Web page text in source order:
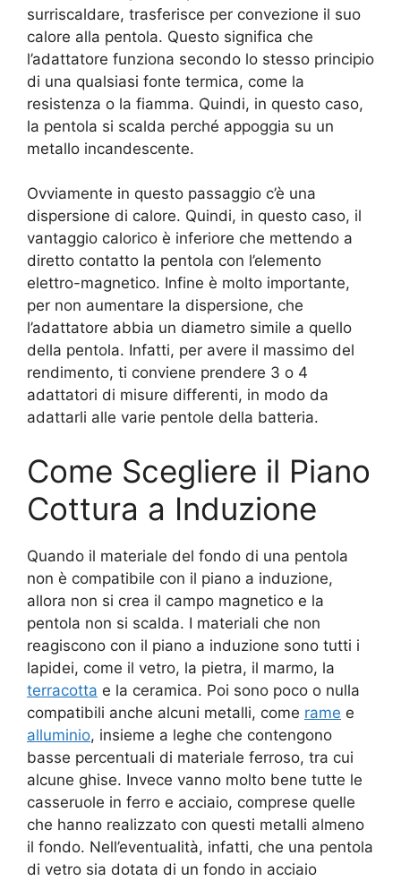
surriscaldare, trasferisce per convezione il suo
calore alla pentola. Questo significa che
l’adattatore funziona secondo lo stesso principio
di una qualsiasi fonte termica, come la
resistenza o la fiamma. Quindi, in questo caso,
la pentola si scalda perché appoggia su un
metallo incandescente.
Ovviamente in questo passaggio c’è una
dispersione di calore. Quindi, in questo caso, il
vantaggio calorico è inferiore che mettendo a
diretto contatto la pentola con l’elemento
elettro-magnetico. Infine è molto importante,
per non aumentare la dispersione, che
l’adattatore abbia un diametro simile a quello
della pentola. Infatti, per avere il massimo del
rendimento, ti conviene prendere 3 o 4
adattatori di misure differenti, in modo da
adattarli alle varie pentole della batteria.
Come Scegliere il Piano
Cottura a Induzione
Quando il materiale del fondo di una pentola
non è compatibile con il piano a induzione,
allora non si crea il campo magnetico e la
pentola non si scalda. I materiali che non
reagiscono con il piano a induzione sono tutti i
lapidei, come il vetro, la pietra, il marmo, la
terracotta e la ceramica. Poi sono poco o nulla
compatibili anche alcuni metalli, come rame e
alluminio, insieme a leghe che contengono
basse percentuali di materiale ferroso, tra cui
alcune ghise. Invece vanno molto bene tutte le
casseruole in ferro e acciaio, comprese quelle
che hanno realizzato con questi metalli almeno
il fondo. Nell’eventualità, infatti, che una pentola
di vetro sia dotata di un fondo in acciaio